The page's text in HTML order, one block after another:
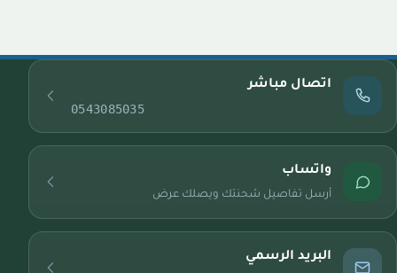
اتصال مباشر
0543085035
واتساب
أرسل تفاصيل شحنتك ويصلك عرض
البريد الرسمي